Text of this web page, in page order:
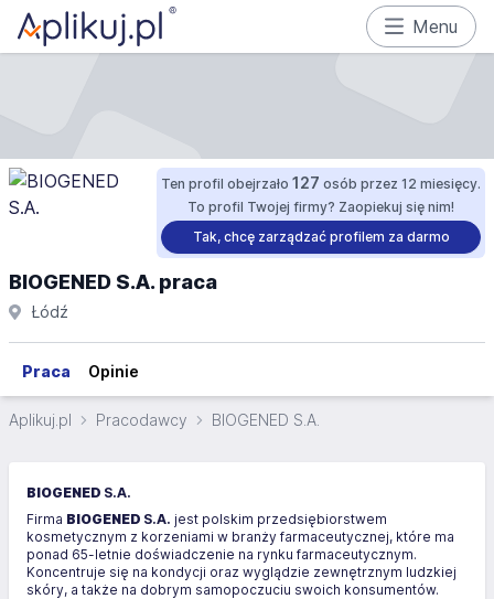
Menu
Ten profil obejrzało 127 osób przez 12 miesięcy.
To profil Twojej firmy? Zaopiekuj się nim!
Tak, chcę zarządzać profilem za darmo
BIOGENED S.A. praca
Łódź
Praca Opinie
Aplikuj.pl Pracodawcy BIOGENED S.A.
BIOGENED S.A.
Firma BIOGENED S.A. jest polskim przedsiębiorstwem
kosmetycznym z korzeniami w branży farmaceutycznej, które ma
ponad 65-letnie doświadczenie na rynku farmaceutycznym.
Koncentruje się na kondycji oraz wyglądzie zewnętrznym ludzkiej
skóry, a także na dobrym samopoczuciu swoich konsumentów.